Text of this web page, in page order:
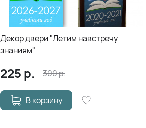
Декор двери "Летим навстречу
знаниям"
225 р. 300р.
В корзину